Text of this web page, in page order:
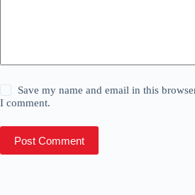
Save my name and email in this
I comment.
Post Comment